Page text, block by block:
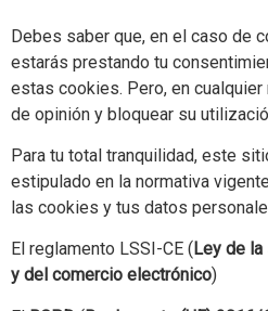
Debes saber que, en el caso de
estarás prestando tu
estas cookies. Pero, en
de opinión y bloquear su
Para tu total tranquilidad, este
estipulado en la normativa
las cookies y tus datos
El reglamento LSSI-CE ( Ley de
y del comercio electrónico)